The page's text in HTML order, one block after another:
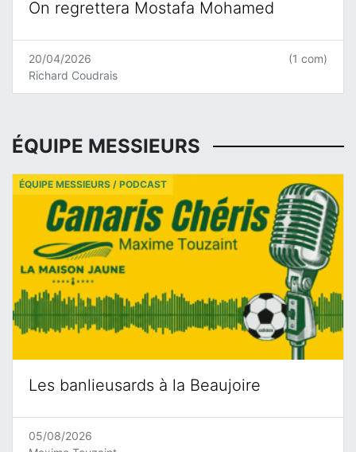
On regrettera Mostafa Mohamed
20/04/2026
Richard Coudrais
(1 com)
ÉQUIPE MESSIEURS
Les banlieusards à la Beaujoire
ÉQUIPE MESSIEURS / PODCAST
05/08/2026